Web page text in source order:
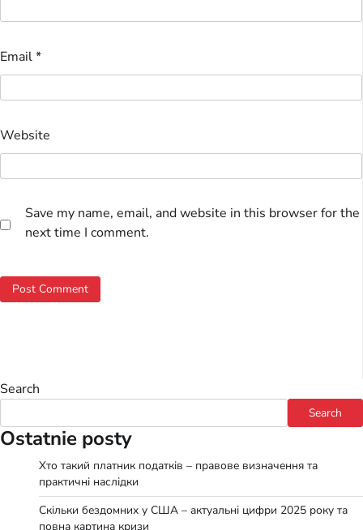
Email*
Website
Save my name, email, and website in this browser for the
next time I comment.
Search
Search
Ostatnie posty
Хто такий платник податків – правове визначення та
практичні наслідки
Скільки бездомних у США – актуальні цифри 2025 року та
повна картина кризи